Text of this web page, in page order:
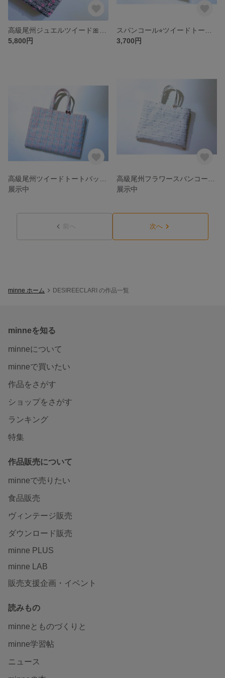
5,800円
3,700円
展示中
展示中
前へ 次へ
minne ホーム DESIREECLARI の作品一覧
minneを知る
minneについて
minneで買いたい
作品をさがす
ショップをさがす
ランキング
特集
作品販売について
minneで売りたい
食品販売
ヴィンテージ販売
ダウンロード販売
minne PLUS
minne LAB
販売支援企画・イベント
読みもの
minneとものづくりと
minne学習帖
ニュース